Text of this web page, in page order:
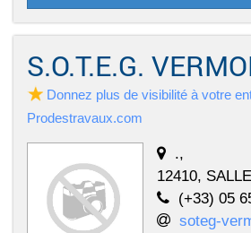
S.O.T.E.G.
Donnez plus de visibilité à votre
Prodestravaux.com
.,
12410,
(+33) 05
soteg-